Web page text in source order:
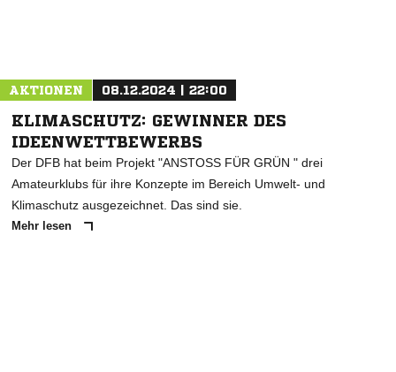
AKTIONEN 08.12.2024 | 22:00
KLIMASCHUTZ: GEWINNER DES
IDEENWETTBEWERBS
Der DFB hat beim Projekt "ANSTOSS FÜR GRÜN " drei
Amateurklubs für ihre Konzepte im Bereich Umwelt- und
Klimaschutz ausgezeichnet. Das sind sie.
Mehr lesen